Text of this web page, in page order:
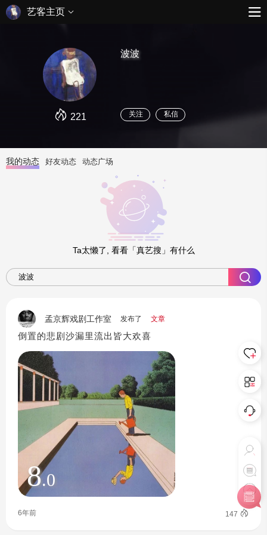
艺客主页
221
波波
关注 私信
我的动态 好友动态 动态广场
Ta太懒了, 看看「真艺搜」有什么
孟京辉戏剧工作室 发布了 文章
倒置的悲剧沙漏里流出皆大欢喜
8.0
6年前 147